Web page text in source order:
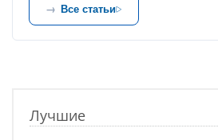
Все статьи
Лучшие